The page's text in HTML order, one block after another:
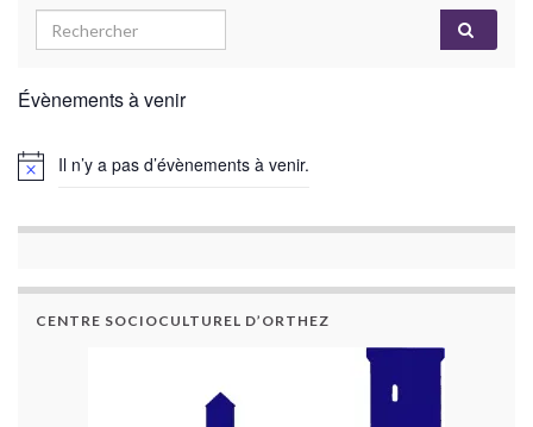
Évènements à venir
Il n’y a pas d’évènements à venir.
CENTRE SOCIOCULTUREL D’ORTHEZ